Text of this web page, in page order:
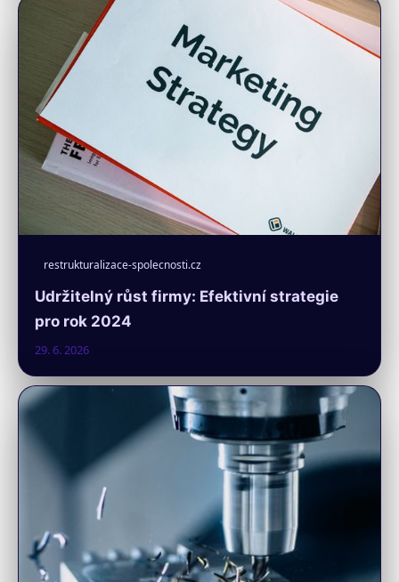
restrukturalizace-spolecnosti.cz
Udržitelný růst firmy: Efektivní strategie
pro rok 2024
29. 6. 2026